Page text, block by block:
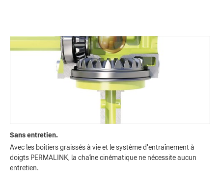
Sans entretien.
Avec les boîtiers graissés à vie et le système d'entraînement à
doigts PERMALINK, la chaîne cinématique ne nécessite aucun
entretien.